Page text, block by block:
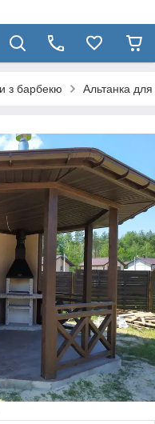
з барбекю Альтанка